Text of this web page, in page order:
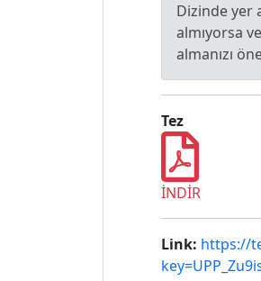
Dizinde yer
almıyorsa
almanızı
Tez
İNDİR
Link: https://